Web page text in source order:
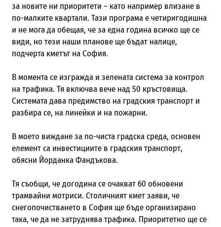
за новите ни приоритети – като например влизане в
по-малките квартали. Тази програма е четиригодишна
и не мога да обещая, че за една година всичко ще се
види, но тези наши планове ще бъдат налице,
подчерта кметът на София.
В момента се изгражда и зелената система за контрол
на трафика. Тя включва вече над 50 кръстовища.
Системата дава предимство на градския транспорт и
разбира се, на линейки и на пожарни.
В моето виждане за по-чиста градска среда, основен
елемент са инвестициите в градския транспорт,
обясни Йорданка Фандъкова.
Тя съобщи, че догодина се очакват 60 обновени
трамвайни мотриси. Столичният кмет заяви, че
снегопочистването в София ще бъде организирано
така, че да не затруднява трафика. Приоритетно ще се